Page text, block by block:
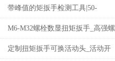
式钢筋紧固好色先生软件下载/数显
钢筋扭矩扳手价格
带峰值的矩扳手检测工具|50-
500N.m测试带峰值扭矩扳手检定仪
M6-M32螺栓数显扭矩扳手_高强螺
丝检测安装数字电子力矩扳手价格
定制扭矩扳手可换活动头_活动开